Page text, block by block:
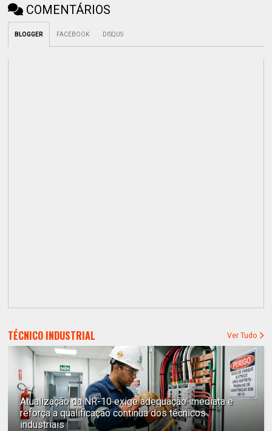
COMENTÁRIOS
BLOGGER FACEBOOK DISQUS
TÉCNICO INDUSTRIAL Ver Tudo
Atualização da NR-10 exige adequação imediata e
reforça a qualificação contínua dos técnicos
industriais